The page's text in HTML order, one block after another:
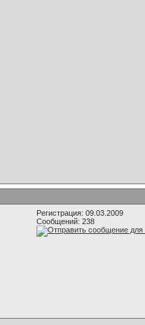
Регистрация: 09.03.2009
Сообщений: 238